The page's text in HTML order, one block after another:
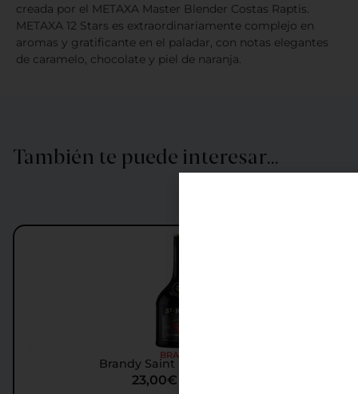
creada por el METAXA Master Blender Costas Raptis.
METAXA 12 Stars es extraordinariamente complejo en
aromas y gratificante en el paladar, con notas elegantes
de caramelo, chocolate y piel de naranja.
También te puede interesar…
BRANDY
Brandy Saint Remy Xo 70Cl
23,00€